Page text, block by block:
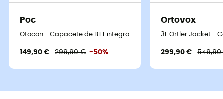
Poc
Otocon - Capacete de BTT integral
149,90 € 299,90 € -50%
Ortovox
3L Ortler Jacket -
299,90 € 549,90